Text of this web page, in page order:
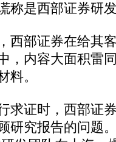
称是西部证券研
部证券在给其
，内容大面积雷
料。
证时，西部证券
研究报告的问题